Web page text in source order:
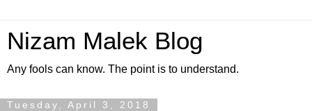
Nizam Malek Blog
Any fools can know. The point is to understand.
Tuesday, April 3, 2018